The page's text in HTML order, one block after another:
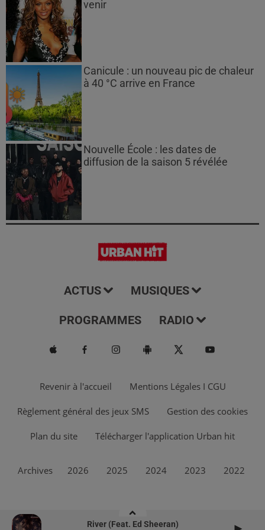
River (feat. Ed Sheeran)
venir
Canicule : un nouveau pic de chaleur
à 40 °C arrive en France
Nouvelle École : les dates de
diffusion de la saison 5 révélée
ACTUS MUSIQUES
PROGRAMMES RADIO
Revenir à l'accueil Mentions Légales I CGU
Règlement général des jeux SMS Gestion des cookies
Plan du site Télécharger l'application Urban hit
Archives 2026 2025 2024 2023 2022